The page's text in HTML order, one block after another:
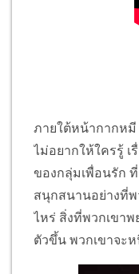
ภายใต้หน้ากากหมี
ไม่อยากให้ใครรู้
ของกลุ่มเพื่อนรัก
สนุกสนานอย่างที่พ
ไหร่ สิ่งที่พวกเขา
ตัวขึ้น พวกเขาจะ